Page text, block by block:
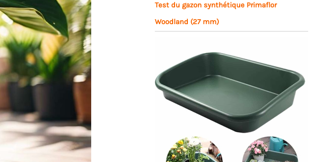
Test du gazon synthétique Primaflor
Woodland (27 mm)